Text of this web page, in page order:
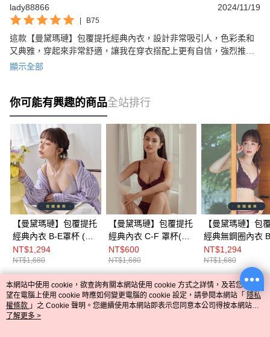
lady88866
2024/11/19
B75
這款【曼黛瑪璉】包覆提托經典內衣，設計非常吸引人，色彩柔和
又典雅，穿起來非常舒適，讓我在穿衣搭配上更有自信，強烈推薦
給大家！
顯示全部
你可能有興趣的商品全站排行
【曼黛瑪璉】包覆提托
經典內衣 B-E罩杯 (迷
迭紫)
NT$1,294
NT$1,680
【曼黛瑪璉】包覆提托
經典內衣 C-F 罩杯(濃
豔紫)
NT$600
NT$1,680
【曼黛瑪璉】包
經典無鋼圈內衣
杯(玫紅紫)
NT$1,294
NT$1,680
熱門標籤
本網站中使用 cookie，欲查詢有關本網站使用 cookie 方式之詳情，及若您不希
望在電腦上使用 cookie 時應如何變更電腦的 cookie 設定，請參閱本網站「 隱私
權條款 」之 Cookie 聲明。您繼續使用本網站即表示您同意本公司得按本網站使
用條款之 Cookie 聲明使用 cookie。
了解更多 >